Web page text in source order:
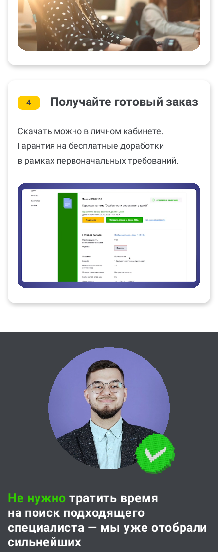
4 Получайте готовый заказ
Скачать можно в личном кабинете.
Гарантия на бесплатные доработки
в рамках первоначальных требований.
Не нужно тратить время
на поиск подходящего
специалиста — мы уже отобрали
сильнейших